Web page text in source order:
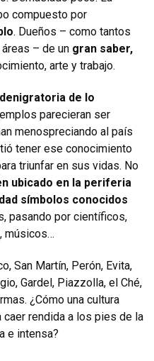
compuesto por
. Dueños – como tantos
– de un gran saber,
arte y trabajo.
de lo
parecieran ser
menospreciando al país
tener ese conocimiento
triunfar en sus vidas. No
ubicado en la periferia
símbolos conocidos
pasando por científicos,
músicos…
San Martín, Perón, Evita,
Gardel, Piazzolla, el Ché,
¿Cómo una cultura
caer rendida a los pies de la
e intensa?